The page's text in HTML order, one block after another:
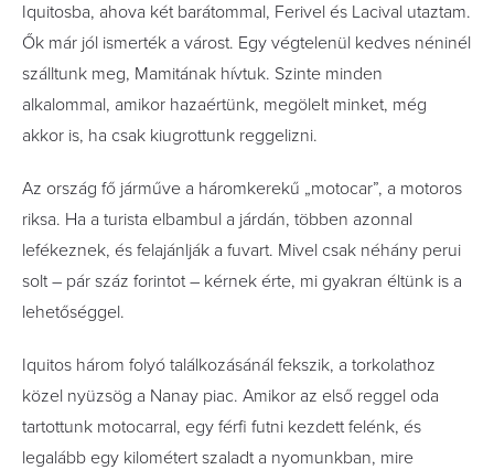
Iquitosba, ahova két barátommal, Ferivel és Lacival utaztam.
Ők már jól ismerték a várost. Egy végtelenül kedves néninél
szálltunk meg, Mamitának hívtuk. Szinte minden
alkalommal, amikor hazaértünk, megölelt minket, még
akkor is, ha csak kiugrottunk reggelizni.
Az ország fő járműve a háromkerekű „motocar”, a motoros
riksa. Ha a turista elbambul a járdán, többen azonnal
lefékeznek, és felajánlják a fuvart. Mivel csak néhány perui
solt – pár száz forintot – kérnek érte, mi gyakran éltünk is a
lehetőséggel.
Iquitos három folyó találkozásánál fekszik, a torkolathoz
közel nyüzsög a Nanay piac. Amikor az első reggel oda
tartottunk motocarral, egy férfi futni kezdett felénk, és
legalább egy kilométert szaladt a nyomunkban, mire